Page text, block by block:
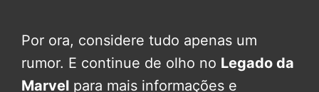
Por ora, considere tudo apenas um
rumor. E continue de olho no Legado da
Marvel para mais informações e